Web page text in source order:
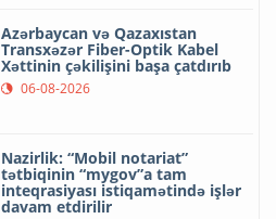
Azərbaycan və Qazaxıstan
Transxəzər Fiber-Optik Kabel
Xəttinin çəkilişini başa çatdırıb
06-08-2026
Nazirlik: “Mobil notariat”
tətbiqinin “mygov”a tam
inteqrasiyası istiqamətində işlər
davam etdirilir